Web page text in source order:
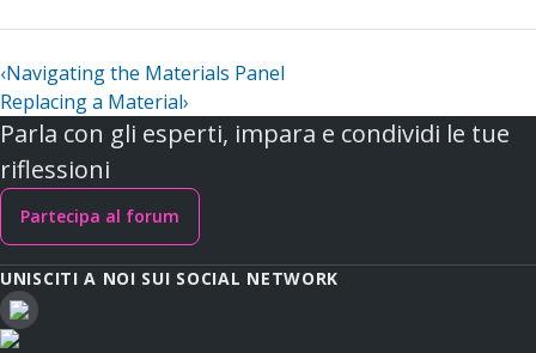
‹Navigating the Materials Panel
Replacing a Material›
Parla con gli esperti, impara e condividi le tue
riflessioni
Partecipa al forum
UNISCITI A NOI SUI SOCIAL NETWORK